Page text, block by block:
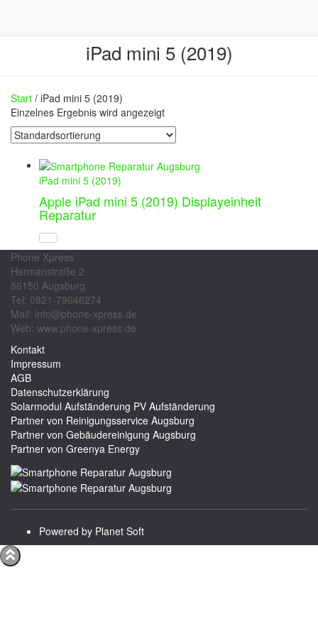
iPad mini 5 (2019)
Start / iPad mini 5 (2019)
Einzelnes Ergebnis wird angezeigt
iPad mini 5 (2019)
Apple iPad mini 5 (2019) Displayeinheit
Reparatur
Phone Xpress
Hermanstraße 2
86150 Augsburg
Tel: 0821-79646274
Mail: info@phone-xpress.de
Web: www.phone-xpress.de
Kontakt
Impressum
AGB
Datenschutzerklärung
Solarmodul Aufständerung PV Aufständerung
Partner von Reinigungsservice Augsburg
Partner von Gebäudereinigung Augsburg
Partner von Greenya Energy
Powered by Planet Soft